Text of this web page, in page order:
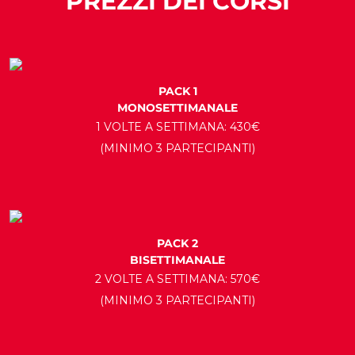
PACK 1
MONOSETTIMANALE
1 VOLTE A SETTIMANA: 430€
(MINIMO 3 PARTECIPANTI)
PACK 2
BISETTIMANALE
2 VOLTE A SETTIMANA: 570€
(MINIMO 3 PARTECIPANTI)